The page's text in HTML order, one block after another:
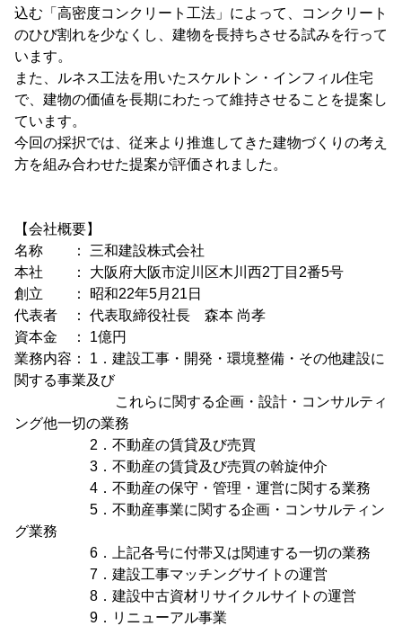
込む「高密度コンクリート工法」によって、コンクリート
のひび割れを少なくし、建物を長持ちさせる試みを行って
います。
また、ルネス工法を用いたスケルトン・インフィル住宅
で、建物の価値を長期にわたって維持させることを提案し
ています。
今回の採択では、従来より推進してきた建物づくりの考え
方を組み合わせた提案が評価されました。
【会社概要】
名称 ： 三和建設株式会社
本社 ： 大阪府大阪市淀川区木川西2丁目2番5号
創立 ： 昭和22年5月21日
代表者 ： 代表取締役社長 森本 尚孝
資本金 ： 1億円
業務内容： 1．建設工事・開発・環境整備・その他建設に
関する事業及び
これらに関する企画・設計・コンサルティ
ング他一切の業務
2．不動産の賃貸及び売買
3．不動産の賃貸及び売買の斡旋仲介
4．不動産の保守・管理・運営に関する業務
5．不動産事業に関する企画・コンサルティン
グ業務
6．上記各号に付帯又は関連する一切の業務
7．建設工事マッチングサイトの運営
8．建設中古資材リサイクルサイトの運営
9．リニューアル事業